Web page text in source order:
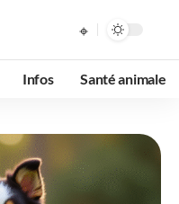
Infos Santé animale